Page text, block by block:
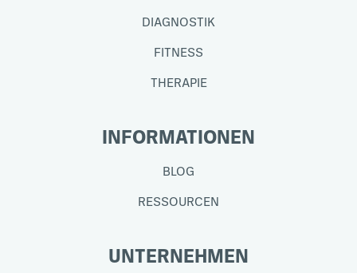
DIAGNOSTIK
FITNESS
THERAPIE
INFORMATIONEN
BLOG
RESSOURCEN
UNTERNEHMEN